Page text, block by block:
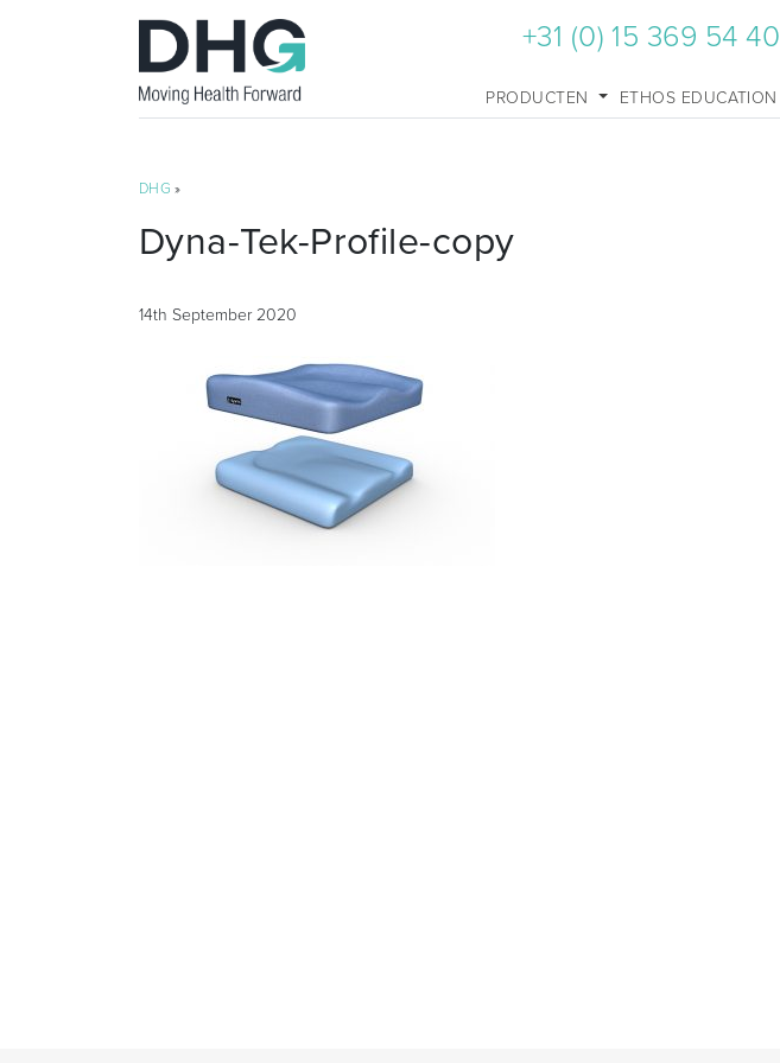
+31 (0) 15 369 54 40
PRODUCTEN ETHOS EDUCATION
DHG »
Dyna-Tek-Profile-copy
14th September 2020